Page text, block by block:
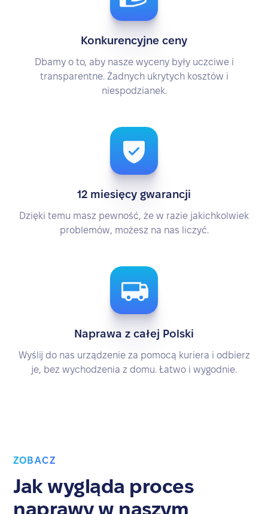
Konkurencyjne ceny
Dbamy o to, aby nasze wyceny były uczciwe i
transparentne. Żadnych ukrytych kosztów i
niespodzianek.
12 miesięcy gwarancji
Dzięki temu masz pewność, że w razie jakichkolwiek
problemów, możesz na nas liczyć.
Naprawa z całej Polski
Wyślij do nas urządzenie za pomocą kuriera i odbierz
je, bez wychodzenia z domu. Łatwo i wygodnie.
ZOBACZ
Jak wygląda proces
naprawy w naszym